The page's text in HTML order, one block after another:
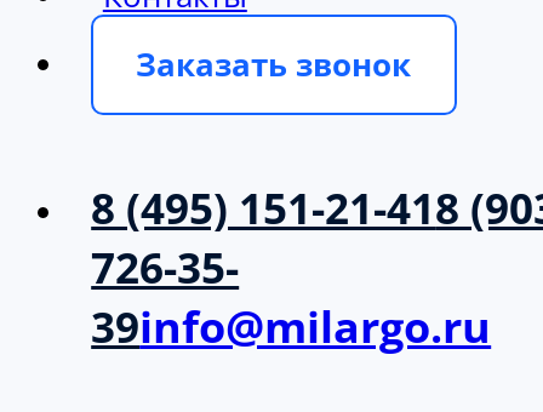
Заказать звонок
8 (495) 151-21-418
726-35-
39info@milargo.ru